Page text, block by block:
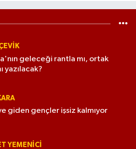
geleceği rantla mı, ortak
yazılacak?
giden gençler işsiz kalmıyor
YEMENICI